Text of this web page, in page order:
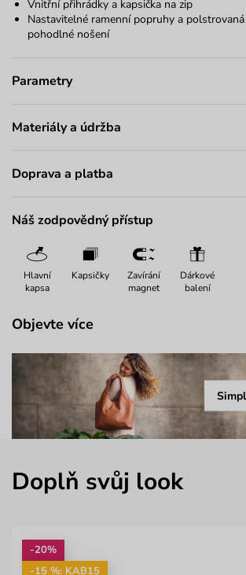
Vnitřní přihrádky a kapsička na zip
Nastavitelné ramenní popruhy a
pohodlné nošení
Parametry
Materiály a údržba
Doprava a platba
Náš zodpovědný přístup
Hlavní
kapsa
Kapsičky
Zavírání
magnet
Dárkové
balení
Objevte více
Doplň svůj look
-20%
-15 %: KAB15